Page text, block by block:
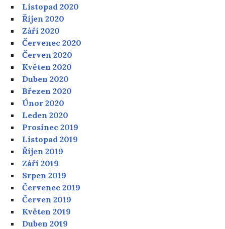
Listopad 2020
Říjen 2020
Září 2020
Červenec 2020
Červen 2020
Květen 2020
Duben 2020
Březen 2020
Únor 2020
Leden 2020
Prosinec 2019
Listopad 2019
Říjen 2019
Září 2019
Srpen 2019
Červenec 2019
Červen 2019
Květen 2019
Duben 2019